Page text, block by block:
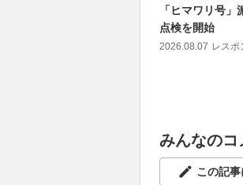
「ヒマワリ号
点検を開始
2026.08.07 レスポ
みんなのコ
この記